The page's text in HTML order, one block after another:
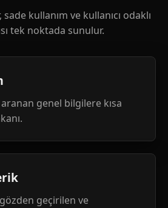
kullanım ve kullanıcı odaklı
tek noktada sunulur.
genel bilgilere kısa
geçirilen ve